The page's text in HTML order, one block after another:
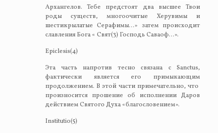
Архангелов. Тебе предстоят два высшее Твои
роды существ, многоочитые Херувимы и
шестикрылатые Серафимы…» затем происходит
славления Бога « Свят(3) Господь Саваоф…».
Epiclesis(4)
Эта часть напротив тесно связана с Sanctus,
фактически является его примыкающим
продолжением. В этой части примечательно, что
произносится прошение об исполнении Даров
действием Святого Духа «благословением».
Institutio(5)